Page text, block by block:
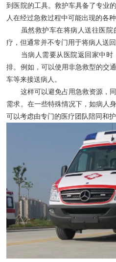
到医院的工具。救护车具备了专业
人在经过急救过程中可能出现的各种
虽然救护车在将病人送往医院
疗，但通常并不专门用于将病人送回
当病人需要从医院返回家中时
排。例如，可以使用非急救型的交
车等来接送病人。
这样可以避免占用急救资源，同
需求。在一些特殊情况下，如病人
可以考虑由专门的医疗团队陪同和护